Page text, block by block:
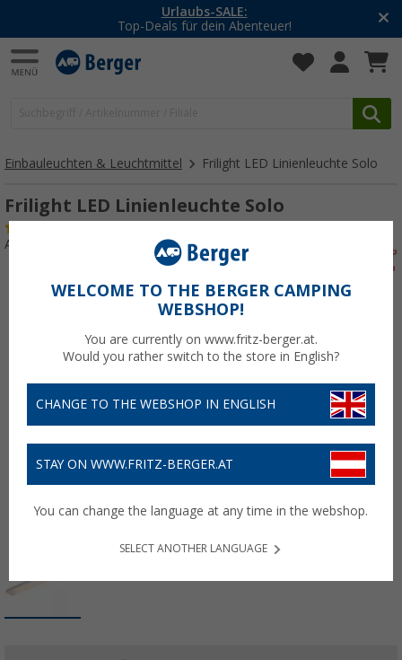
Urlaubs-SALE:
Top-Deals für dein Abenteuer!
Einbauleuchten & Leuchtmittel Frilight LED Linienleuchte Solo
Frilight LED Linienleuchte Solo
Art.-Nr.: 223310
WELCOME TO THE BERGER CAMPING
WEBSHOP!
You are currently on www.fritz-berger.at.
Would you rather switch to the store in English?
CHANGE TO THE WEBSHOP IN ENGLISH
STAY ON WWW.FRITZ-BERGER.AT
You can change the language at any time in the webshop.
SELECT ANOTHER LANGUAGE